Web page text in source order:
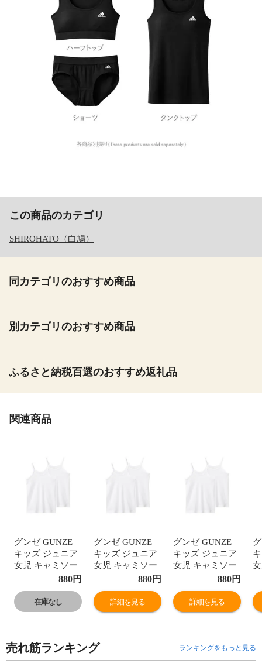
この商品のカテゴリ
SHIROHATO（白鳩）
同カテゴリのおすすめ商品
別カテゴリのおすすめ商品
ふるさと納税百選のおすすめ返礼品
関連商品
グンゼ GUNZE
キッズ ジュニア
女児 キャミソー
ル 2枚組 ガール
100％ 子供肌着
女の子 女児
880円
在庫なし
グンゼ GUNZE
キッズ ジュニア
女児 キャミソー
ル 2枚組 ガール
100％ 子供肌着
女の子 女児
880円
詳細を見る
グンゼ GUNZE
キッズ ジュニア
女児 キャミソー
ル 2枚組 ガール
100％ 子供肌着
女の子 女児
880円
詳細を見る
売れ筋ランキング ランキングをもっと見る